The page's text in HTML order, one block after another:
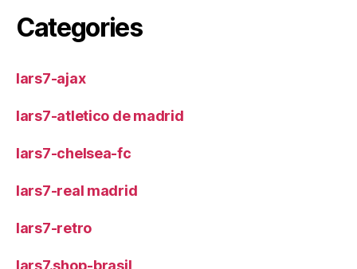
Categories
lars7-ajax
lars7-atletico de madrid
lars7-chelsea-fc
lars7-real madrid
lars7-retro
lars7.shop-brasil